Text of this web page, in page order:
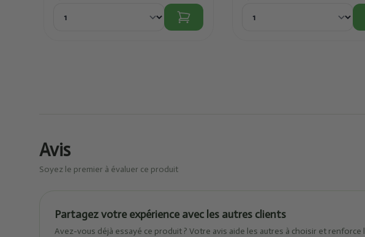
Avis
Soyez le premier à évaluer ce produit
Partagez votre expérience avec les autres clients
Avez-vous déjà essayé ce produit ? Votre avis aide les autres à choisir et